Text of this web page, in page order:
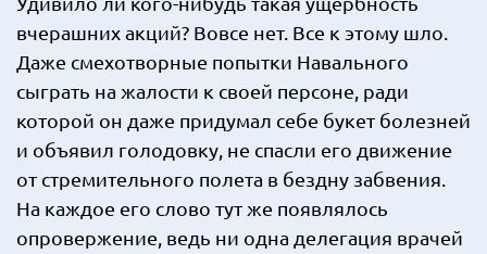
вчерашних акций? Вовсе нет. Все к этому шло.
Даже смехотворные попытки Навального
сыграть на жалости к своей персоне, ради
которой он даже придумал себе букет болезней
и объявил голодовку, не спасли его движение
от стремительного полета в бездну забвения.
На каждое его слово тут же появлялось
опровержение, ведь ни одна делегация врачей